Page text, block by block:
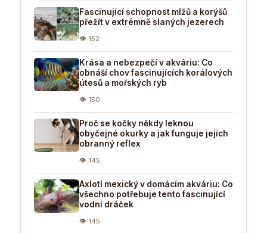
Fascinující schopnost mlžů a korýšů
přežít v extrémně slaných jezerech
👁 152
Krása a nebezpečí v akváriu: Co
obnáší chov fascinujících korálových
útesů a mořských ryb
👁 150
Proč se kočky někdy leknou
obyčejné okurky a jak funguje jejich
obranný reflex
👁 145
Axlotl mexický v domácím akváriu: Co
všechno potřebuje tento fascinující
vodní dráček
👁 145